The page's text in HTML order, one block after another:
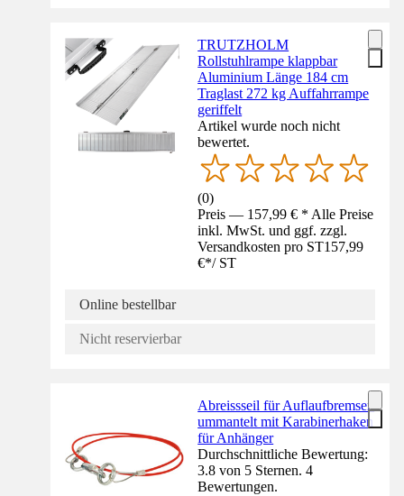
TRUTZHOLM
Rollstuhlrampe klappbar
Aluminium Länge 184 cm
Traglast 272 kg Auffahrrampe
geriffelt
Artikel wurde noch nicht
bewertet.
(0)
Preis — 157,99 € * Alle Preise
inkl. MwSt. und ggf. zzgl.
Versandkosten pro ST157,99
€*/ ST
Online bestellbar
Nicht reservierbar
Abreissseil für Auflaufbremsen
ummantelt mit Karabinerhaken
für Anhänger
Durchschnittliche Bewertung:
3.8 von 5 Sternen. 4
Bewertungen.